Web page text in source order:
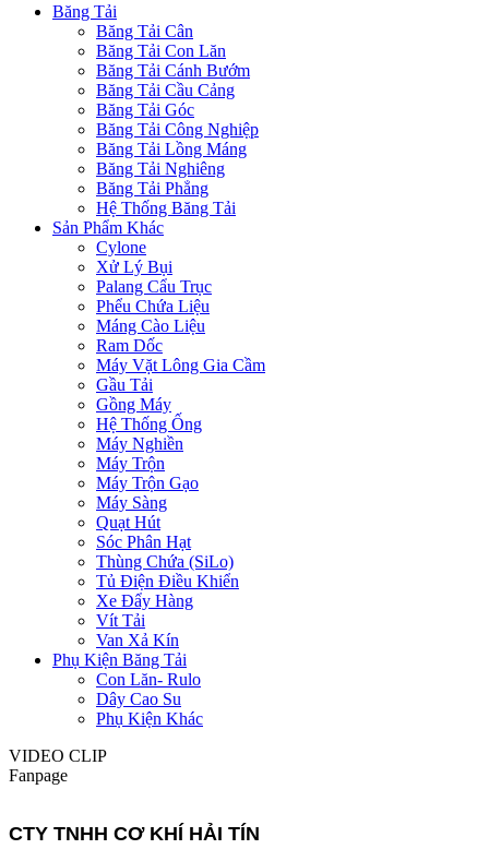
Băng Tải
Băng Tải Cân
Băng Tải Con Lăn
Băng Tải Cánh Bướm
Băng Tải Cầu Cảng
Băng Tải Góc
Băng Tải Công Nghiệp
Băng Tải Lồng Máng
Băng Tải Nghiêng
Băng Tải Phẳng
Hệ Thống Băng Tải
Sản Phẩm Khác
Cylone
Xử Lý Bụi
Palang Cẩu Trục
Phểu Chứa Liệu
Máng Cào Liệu
Ram Dốc
Máy Vặt Lông Gia Cầm
Gầu Tải
Gồng Máy
Hệ Thống Ống
Máy Nghiền
Máy Trộn
Máy Trộn Gạo
Máy Sàng
Quạt Hút
Sóc Phân Hạt
Thùng Chứa (SiLo)
Tủ Điện Điều Khiển
Xe Đẩy Hàng
Vít Tải
Van Xả Kín
Phụ Kiện Băng Tải
Con Lăn- Rulo
Dây Cao Su
Phụ Kiện Khác
VIDEO CLIP
Fanpage
CTY TNHH CƠ KHÍ HẢI TÍN